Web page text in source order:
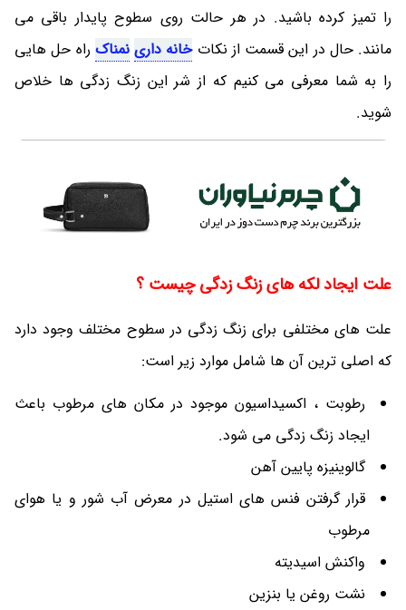
را تمیز کرده باشید. در هر حالت روی سطوح پایدار باقی می
مانند. حال در این قسمت از نکاتخانه داری نمناک راه حل هایی
را به شما معرفی می کنیم که از شر این زنگ زدگی ها خلاص
شوید.
علت ایجاد لکه های زنگ زدگی چیست ؟
علت های مختلفی برای زنگ زدگی در سطوح مختلف وجود دارد
که اصلی ترین آن ها شامل موارد زیر است:
رطوبت ، اکسیداسیون موجود در مکان های مرطوب باعث
ایجاد زنگ زدگی می شود.
گالوینیزه پایین آهن
قرار گرفتن فنس های استیل در معرض آب شور و یا هوای
مرطوب
واکنش اسیدیته
نشت روغن یا بنزین